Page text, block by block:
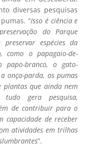
diversas pesquisas
“Isso é ciência e
do Parque
espécies da
como o papagaio-de-
papo-branco, o gato-
onça-parda, os pumas
plantas que ainda nem
tudo gera pesquisa,
de contribuir para o
capacidade de receber
atividades em trilhas
”.